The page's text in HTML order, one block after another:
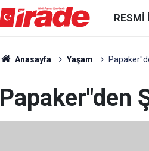
RESMI
Anasayfa Yaşam
Papaker"den